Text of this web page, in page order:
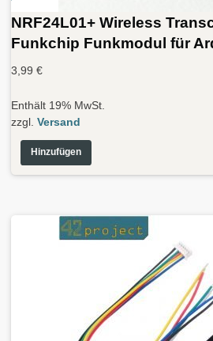
NRF24L01+ Wireless
Funkchip Funkmodul für
3,99 €
Enthält 19% MwSt.
zzgl. Versand
Hinzufügen